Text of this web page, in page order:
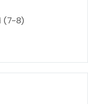
(7-8)